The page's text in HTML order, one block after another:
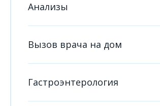
Анализы
Вызов врача на дом
Гастроэнтерология